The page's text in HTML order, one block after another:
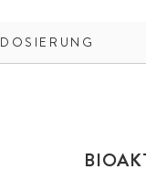
DOSIERUNG